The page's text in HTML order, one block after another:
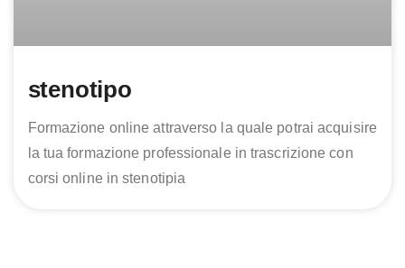
stenotipo
Formazione online attraverso la quale potrai acquisire
la tua formazione professionale in trascrizione con
corsi online in stenotipia